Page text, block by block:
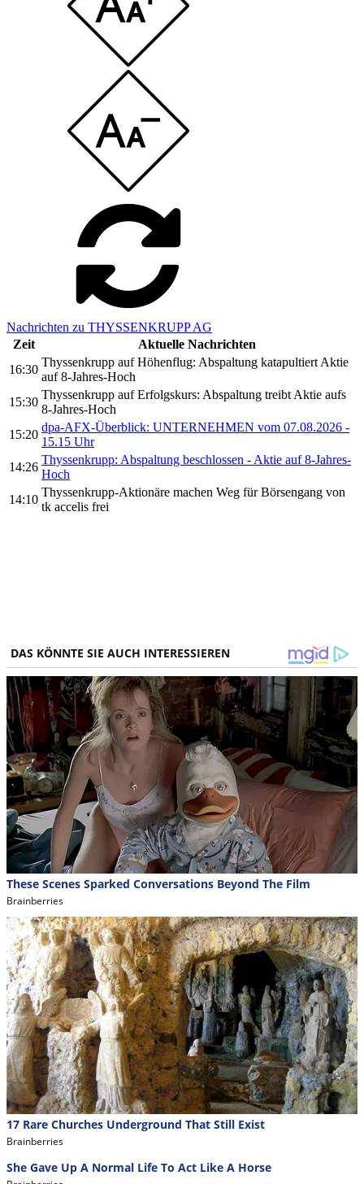
Nachrichten zu THYSSENKRUPP AG
Zeit
Aktuelle Nachrichten
16:30
Thyssenkrupp auf Höhenflug: Abspaltung katapultiert Aktie
auf 8-Jahres-Hoch
15:30
Thyssenkrupp auf Erfolgskurs: Abspaltung treibt Aktie aufs
8-Jahres-Hoch
15:20
dpa-AFX-Überblick: UNTERNEHMEN vom 07.08.2026 -
15.15 Uhr
14:26
Thyssenkrupp: Abspaltung beschlossen - Aktie auf 8-Jahres-
Hoch
14:10
Thyssenkrupp-Aktionäre machen Weg für Börsengang von
tk accelis frei